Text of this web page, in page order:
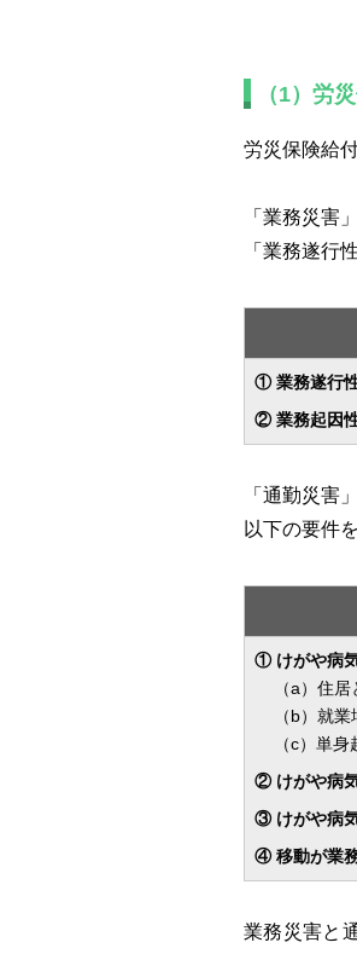
（1）労
労災保険給
「業務災害
「業務遂行
① 業務遂行
② 業務起因
「通勤災害
以下の要件
① けがや病
（a）住
（b）就
（c）単
② けがや病
③ けがや病
④ 移動が業
業務災害と